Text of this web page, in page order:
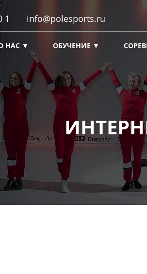
1 info@polesports.ru
НАС ▼ ОБУЧЕНИЕ ▼